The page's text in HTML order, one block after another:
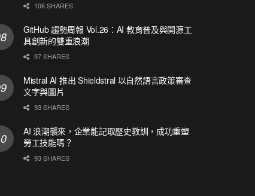
106 SHARES
GitHub 趨勢周報 Vol.26：AI 教育普及與開源工
具創新的雙重浪潮
97 SHARES
Mistral AI 推出 Shieldstral 以自然語言政策審查
文字與圖片
93 SHARES
AI 浪潮襲來，企業能記取歷史教訓，成功重塑
勞工技能嗎？
93 SHARES